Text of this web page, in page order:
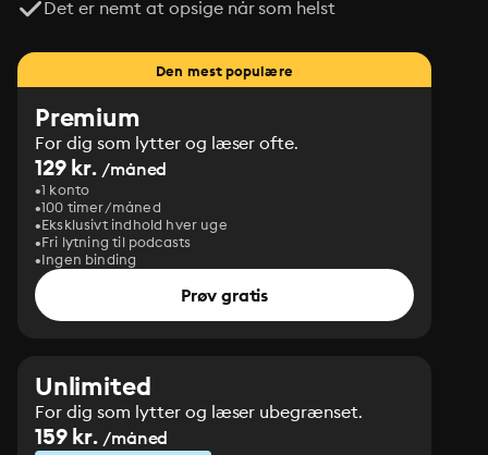
Det er nemt at opsige når som helst
Den mest populære
Premium
For dig som lytter og læser ofte.
129 kr. /måned
1 konto
100 timer/måned
Eksklusivt indhold hver uge
Fri lytning til podcasts
Ingen binding
Prøv gratis
Unlimited
For dig som lytter og læser ubegrænset.
159 kr. /måned